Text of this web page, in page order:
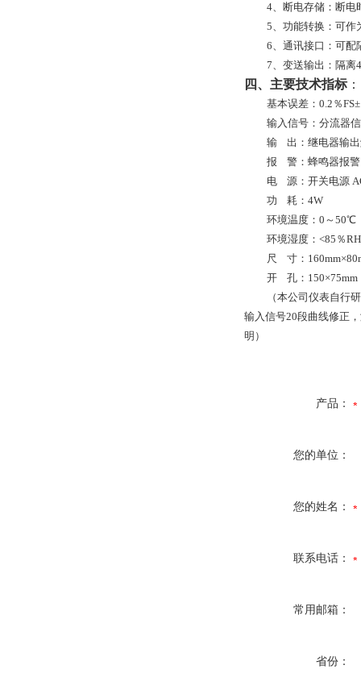
4、断电存储：断电
5、功能转换：可作
6、通讯接口：可配
7、变送输出：隔离
四、主要技术指标：
基本误差：0.2％
输入信号：分流器
输
出：继电器输
报
警：蜂鸣器报警
电
源：开关电源
功
耗：4W
环境温度：0～50℃
环境湿度：<85％RH
尺
寸：
开
孔：150×75mm
（本公司仪表自行
输入信号20段曲线修正
明）
产品：
您的单位：
您的姓名：
联系电话：
常用邮箱：
省份：